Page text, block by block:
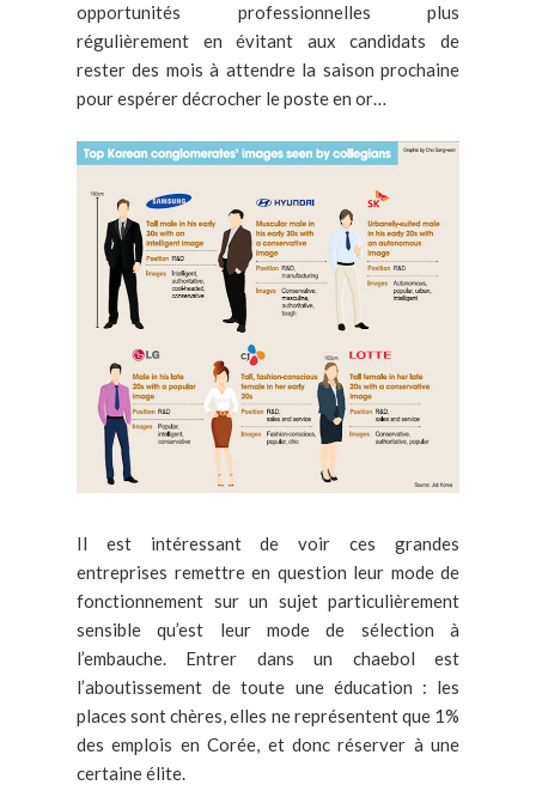
opportunités professionnelles plus
régulièrement en évitant aux candidats de
rester des mois à attendre la saison prochaine
pour espérer décrocher le poste en or…
Il est intéressant de voir ces grandes
entreprises remettre en question leur mode de
fonctionnement sur un sujet particulièrement
sensible qu’est leur mode de sélection à
l’embauche. Entrer dans un chaebol est
l’aboutissement de toute une éducation : les
places sont chères, elles ne représentent que 1%
des emplois en Corée, et donc réserver à une
certaine élite.